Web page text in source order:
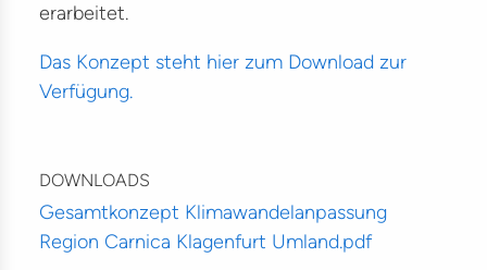
erarbeitet.
Das Konzept steht hier zum Download zur
Verfügung.
DOWNLOADS
Gesamtkonzept Klimawandelanpassung
Region Carnica Klagenfurt Umland.pdf